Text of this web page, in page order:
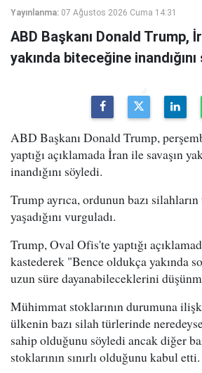
Yayınlanma: 07 Ağustos 2026 Cuma 14:31
ABD Başkanı Donald Trump,
yakında biteceğine
ABD Başkanı Donald Trump,
yaptığı açıklamada İran ile savaşın
inandığını söyledi.
Trump ayrıca, ordunun bazı
yaşadığını vurguladı.
Trump, Oval Ofis'te yaptığı
kastederek "Bence oldukça yakında
uzun süre dayanabileceklerini
Mühimmat stoklarının durumuna
ülkenin bazı silah türlerinde
sahip olduğunu söyledi ancak diğer
stoklarının sınırlı olduğunu kabul etti.